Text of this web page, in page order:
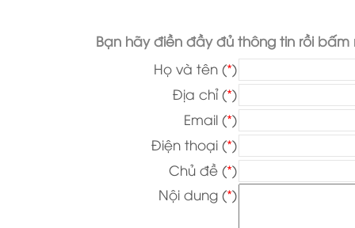
Bạn hãy điền đầy đủ thông tin rồi bấm
Họ và tên(*)
Địa chỉ(*)
Email (*)
Điện thoại(*)
Chủ đề(*)
Nội dung(*)